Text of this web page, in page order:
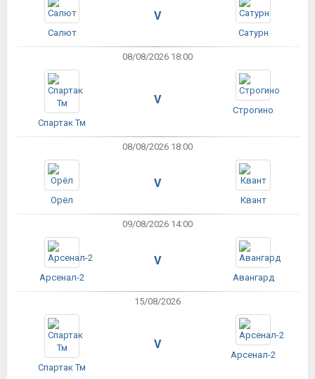
Салют
V
Сатурн
08/08/2026 18:00
Спартак Тм
V
Строгино
08/08/2026 18:00
Орёл
V
Квант
09/08/2026 14:00
Арсенал-2
V
Авангард
15/08/2026
Спартак Тм
V
Арсенал-2